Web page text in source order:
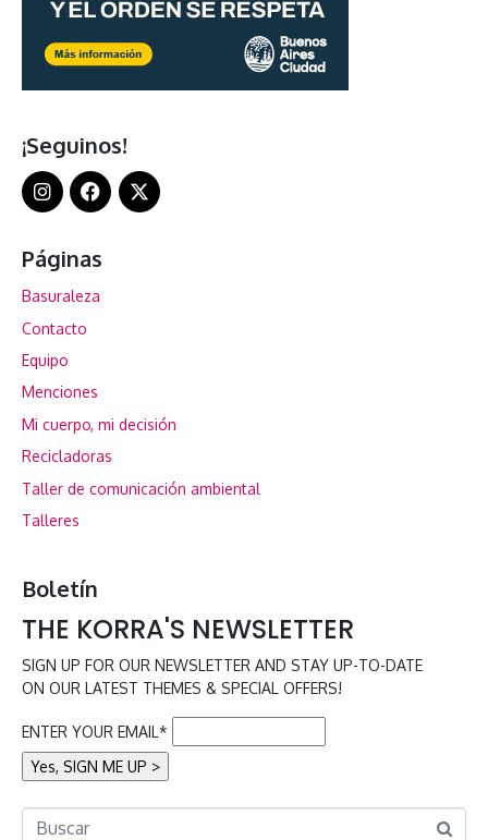
¡Seguinos!
Páginas
Basuraleza
Contacto
Equipo
Menciones
Mi cuerpo, mi decisión
Recicladoras
Taller de comunicación ambiental
Talleres
Boletín
THE KORRA'S NEWSLETTER
SIGN UP FOR OUR NEWSLETTER AND STAY UP-TO-DATE
ON OUR LATEST THEMES & SPECIAL OFFERS!
ENTER YOUR EMAIL*